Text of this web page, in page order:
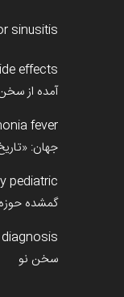
sinusitis
effects
آمده از
fever
جهان:
pediatric
گمشده
سخن نو